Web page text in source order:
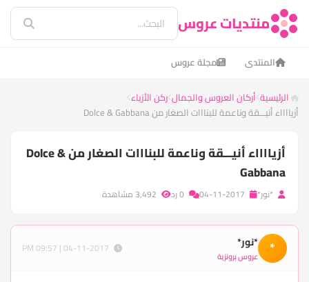
منتديات عروس
المنتدى مجلة عروس
الرئيسية أركان العروس والجمال ركن الأزياء
أزيااااء أنيـــقة وناعمة للبنااات الصغار من Dolce & Gabbana
أزيااااء أنيـــقة وناعمة للبنااات الصغار من Dolce &
Gabbana
*نور*
* *نور*
عروس برونزية